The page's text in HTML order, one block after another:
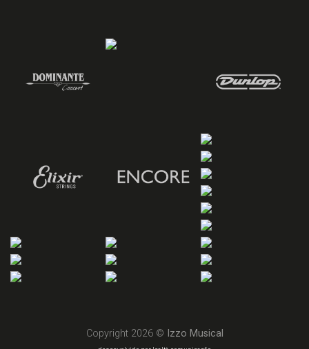
Copyright 2026 © Izzo Musical